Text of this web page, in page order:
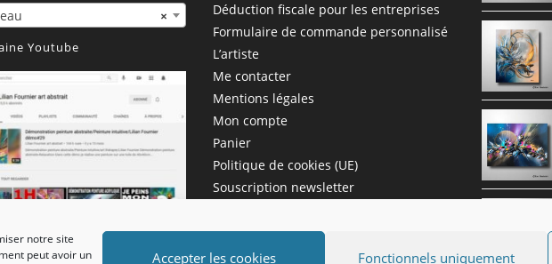
notre site
peut avoir un
Accepter les cookies Fonctionnels uniquement
×
Youtube
Déduction fiscale pour les entreprises
Formulaire de commande personnalisé
L’artiste
Me contacter
Mentions légales
Mon compte
Panier
Politique de cookies (UE)
Souscription newsletter
Vidéo